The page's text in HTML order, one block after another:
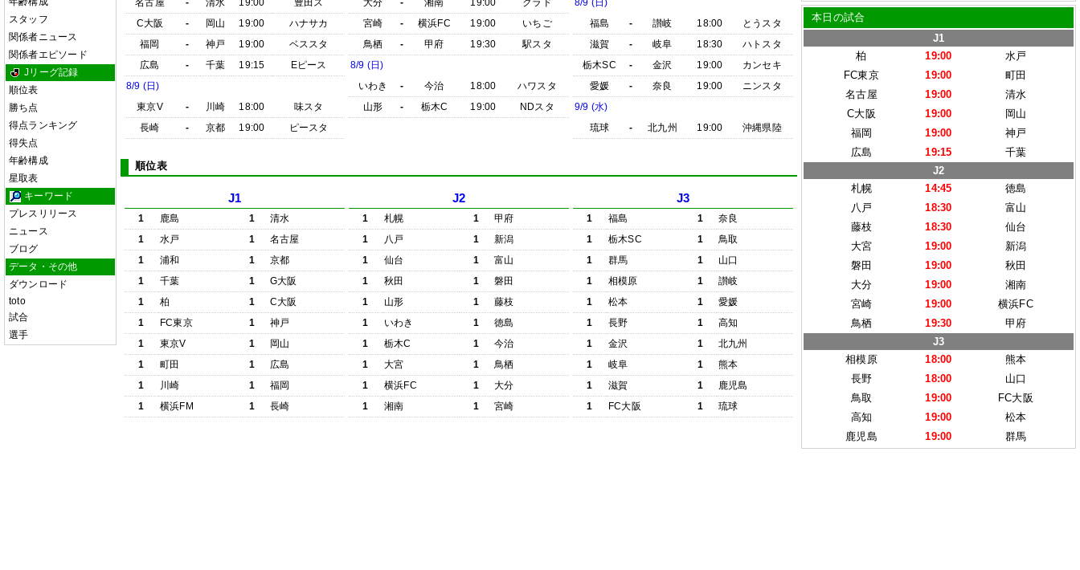
スタッフ
関係者ニュース
関係者エピソード
Jリーグ記録
順位表
勝ち点
得点ランキング
得失点
年齢構成
星取表
キーワード
プレスリリース
ニュース
ブログ
データ・その他
ダウンロード
toto
試合
選手
名古屋
- 清水 19:00
豊田ス
C大阪
- 岡山 19:00
ハナサカ
福岡
- 神戸 19:00
ベススタ
広島
- 千葉 19:15
Eピース
8/9 (日)
東京V
- 川崎 18:00
味スタ
長崎
- 京都 19:00 ピースタ
大分
- 湘南 19:00
クラド
宮崎
- 横浜FC 19:00
いちご
鳥栖
- 甲府 19:30
駅スタ
8/9 (日)
いわき
- 今治 18:00
ハワスタ
山形
- 栃木C 19:00 NDスタ
8/9 (日)
福島
- 讃岐 18:00
とうスタ
滋賀
- 岐阜 18:30
ハトスタ
栃木SC
- 金沢 19:00
カンセキ
愛媛
- 奈良 19:00
ニンスタ
9/9 (水)
琉球
- 北九州 19:00 沖縄県陸
順位表
J1
1 鹿島 1
清水
1
水戸 1
名古屋
1
浦和 1
京都
1
千葉 1
G大阪
1
柏 1
C大阪
1
FC東京 1
神戸
1
東京V 1
岡山
1
町田 1
広島
1
川崎 1
福岡
1
横浜FM 1 長崎
J2
1 札幌 1
甲府
1
八戸 1
新潟
1
仙台 1
富山
1
秋田 1
磐田
1
山形 1
藤枝
1
いわき 1
徳島
1
栃木C 1
今治
1
大宮 1
鳥栖
1
横浜FC 1
大分
1
湘南 1 宮崎
J3
1 福島 1
奈良
1
栃木SC 1
鳥取
1
群馬 1
山口
1
相模原 1
讃岐
1
松本 1
愛媛
1
長野 1
高知
1
金沢 1
北九州
1
岐阜 1
熊本
1
滋賀 1
鹿児島
1
FC大阪 1 琉球
本日の試合
J1
柏
19:00
水戸
FC東京
19:00
町田
名古屋
19:00
清水
C大阪
19:00
岡山
福岡
19:00
神戸
広島
19:15
千葉
J2
札幌
14:45
徳島
八戸
18:30
富山
藤枝
18:30
仙台
大宮
19:00
新潟
磐田
19:00
秋田
大分
19:00
湘南
宮崎
19:00
横浜FC
鳥栖
19:30
甲府
J3
相模原
18:00
熊本
長野
18:00
山口
鳥取
19:00
FC大阪
高知
19:00
松本
鹿児島
19:00 群馬